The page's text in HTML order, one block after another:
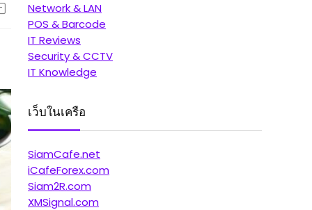
Network & LAN
POS & Barcode
IT Reviews
Security & CCTV
IT Knowledge
เว็บในเครือ
SiamCafe.net
iCafeForex.com
Siam2R.com
XMSignal.com